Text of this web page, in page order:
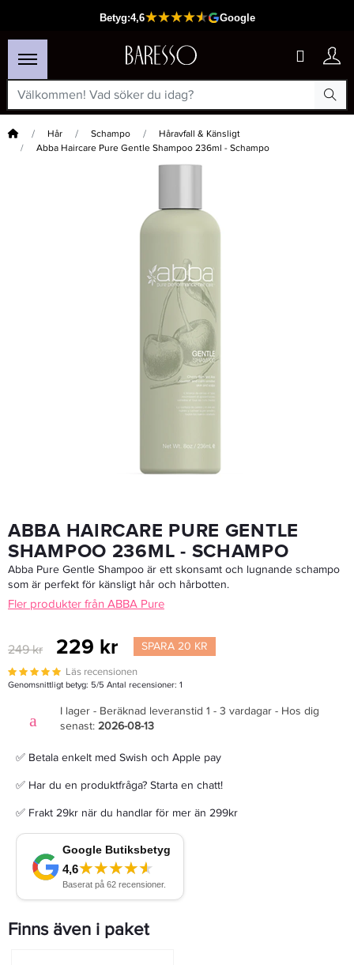
Hem Hår Schampo
Håravfall & Känsligt
Abba Haircare Pure Gentle Shampoo 236ml - Schampo
Passar din varukorg
Abba Pure Moisture Conditioner 236ml - Balsam
239 kr
ABBA HAIRCARE PURE GENTLE
SHAMPOO 236ML - SCHAMPO
Abba Pure Gentle Shampoo är ett skonsamt och lugnande schampo
som är perfekt för känsligt hår och hårbotten.
Fler produkter från ABBA Pure
249 kr 229 kr SPARA 20 KR
Läs recensionen
Genomsnittligt betyg: 5/5 Antal recensioner: 1
I lager - Beräknad leveranstid 1 - 3 vardagar - Hos dig
senast: 2026-08-13
✅ Betala enkelt med Swish och Apple pay
✅ Har du en produktfråga? Starta en chatt!
✅ Frakt 29kr när du handlar för mer än 299kr
Finns även i paket